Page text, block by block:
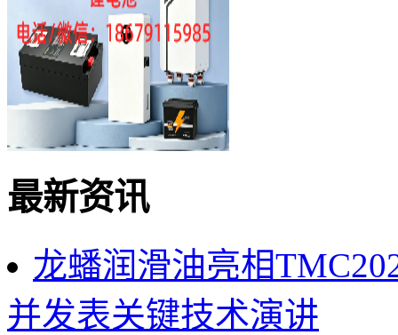
最新资讯
龙蟠润滑油亮相
并发表关键技术演讲